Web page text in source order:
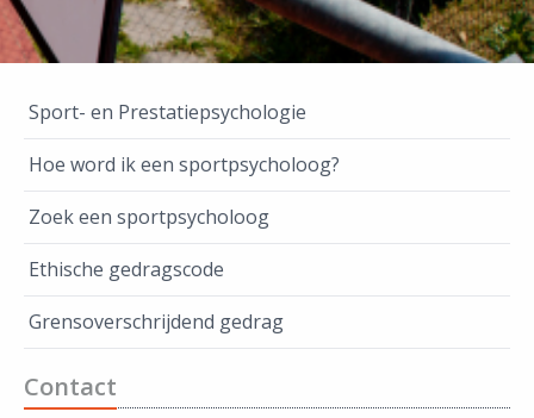
Sport- en Prestatiepsychologie
Hoe word ik een sportpsycholoog?
Zoek een sportpsycholoog
Ethische gedragscode
Grensoverschrijdend gedrag
Contact